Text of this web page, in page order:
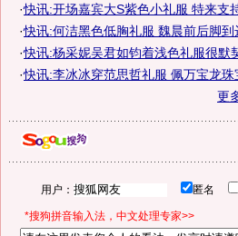
·快讯:开场嘉宾大S紫色小礼服 特来支
·快讯:何洁黑色低胸礼服 魏晨前后脚到
·快讯:杨采妮吴君如钧着浅色礼服很默
·快讯:李冰冰穿范思哲礼服 佩万宝龙珠
更
用户： 匿名
*搜狗拼音输入法，中文处理专家>>